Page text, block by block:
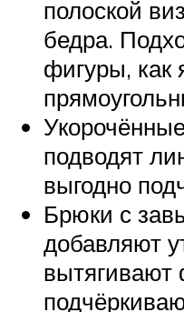
полоской
бедра.
фигуры, как
подводят
выгодно
Брюки с
добавляют
вытягивают